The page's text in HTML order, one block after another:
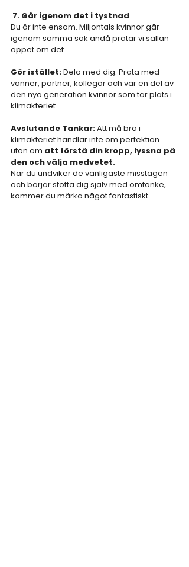
7. Går igenom det i tystnad
Du är inte ensam. Miljontals kvinnor går
igenom samma sak ändå pratar vi sällan
öppet om det.
Gör istället: Dela med dig. Prata med
vänner, partner, kollegor och var en del av
den nya generation kvinnor som tar plats i
klimakteriet.
Avslutande Tankar: Att må bra i
klimakteriet handlar inte om perfektion
utan om att förstå din kropp, lyssna på
den och välja medvetet.
När du undviker de vanligaste misstagen
och börjar stötta dig själv med omtanke,
kommer du märka något fantastiskt